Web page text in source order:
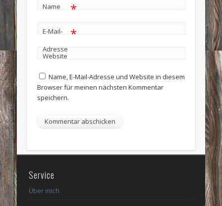
Name *
E-Mail-
Adresse
*
Website
Name, E-Mail-Adresse und Website in diesem
Browser für meinen nächsten Kommentar
speichern.
Service
Über mich